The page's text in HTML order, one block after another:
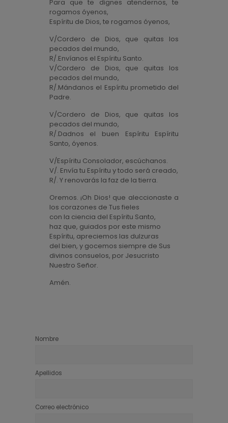
Para que te dignes atendernos, te
rogamos óyenos,
Espíritu de Dios, te rogamos óyenos,
V/Cordero de Dios, que quitas los
pecados del mundo,
R/.Envíanos el Espíritu Santo.
V/Cordero de Dios, que quitas los
pecados del mundo,
R/.Mándanos el Espíritu prometido del
Padre.
V/Cordero de Dios, que quitas los
pecados del mundo,
R/.Dadnos el buen Espíritu Espíritu
Santo, óyenos.
V/Espíritu Consolador, escúchanos.
V/. Envía tu Espíritu y todo será creado,
R/. Y renovarás la faz de la tierra.
Oremos. ¡Oh Dios! que aleccionaste a
los corazones de Tus fieles
con la ciencia del Espíritu Santo,
haz que, guiados por este mismo
Espíritu, apreciemos las dulzuras
del bien, y gocemos siempre de Sus
divinos consuelos, por Jesucristo
Nuestro Señor.
Amén.
Nombre
Apellidos
Correo electrónico